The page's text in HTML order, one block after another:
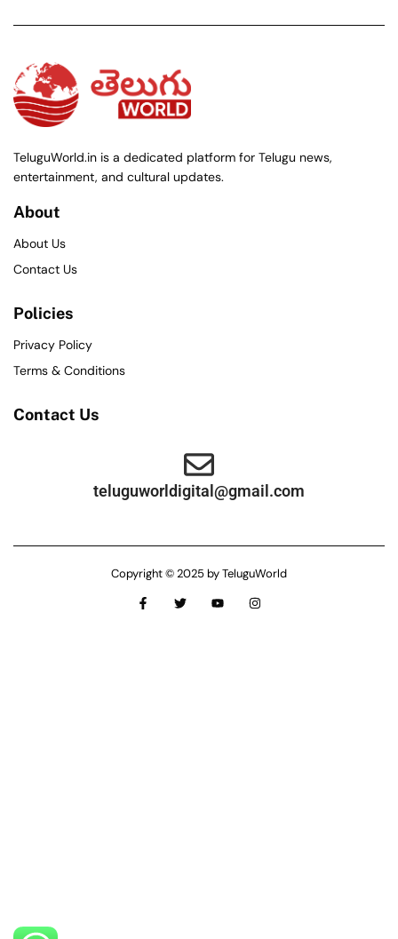
TeluguWorld.in is a dedicated platform for Telugu news,
entertainment, and cultural updates.
About
About Us
Contact Us
Policies
Privacy Policy
Terms & Conditions
Contact Us
teluguworldigital@gmail.com
Copyright © 2025 by TeluguWorld